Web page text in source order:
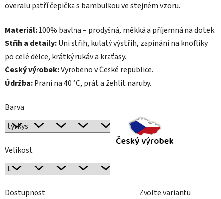
overalu patří čepička s bambulkou ve stejném vzoru.
Materiál:100% bavlna – prodyšná, měkká a příjemná na dotek.
Střih a detaily:Uni střih, kulatý výstřih, zapínání na knoflíky
po celé délce, krátký rukáv a kraťasy.
Český výrobek:Vyrobeno v České republice.
Údržba:Praní na 40 °C, prát a žehlit naruby.
Barva
Velikost
Dostupnost Zvolte variantu